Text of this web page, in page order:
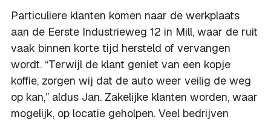
Particuliere klanten komen naar de werkplaats
aan de Eerste Industrieweg 12 in Mill, waar de ruit
vaak binnen korte tijd hersteld of vervangen
wordt. “Terwijl de klant geniet van een kopje
koffie, zorgen wij dat de auto weer veilig de weg
op kan,” aldus Jan. Zakelijke klanten worden, waar
mogelijk, op locatie geholpen. Veel bedrijven